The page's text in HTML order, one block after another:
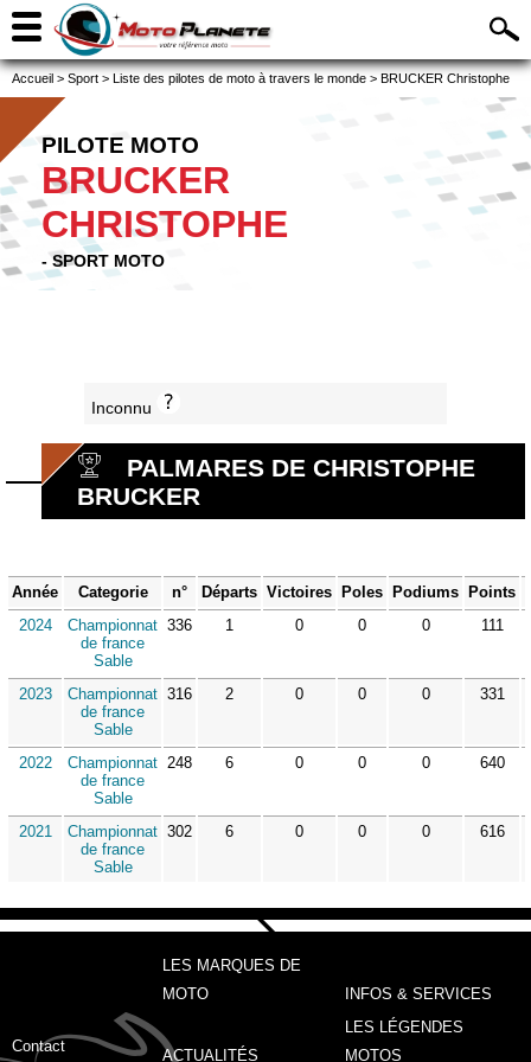
Accueil > Sport > Liste des pilotes de moto à travers le monde > BRUCKER Christophe
PILOTE MOTO
BRUCKER
CHRISTOPHE
- SPORT MOTO
Inconnu
PALMARES DE CHRISTOPHE
BRUCKER
Année Categorie n° Départs Victoires Poles Podiums Points
2024
Championnat
de france
Sable
336 1 0 0 0 111
2023
Championnat
de france
Sable
316 2 0 0 0 331
2022
Championnat
de france
Sable
248 6 0 0 0 640
2021
Championnat
de france
Sable
302 6 0 0 0 616
Contact
LES MARQUES DE
MOTO
INFOS & SERVICES
ACTUALITÉS
LES LÉGENDES
MOTOS